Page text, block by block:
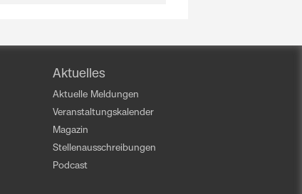
Aktuelles
Aktuelle Meldungen
Veranstaltungskalender
Magazin
Stellenausschreibungen
Podcast